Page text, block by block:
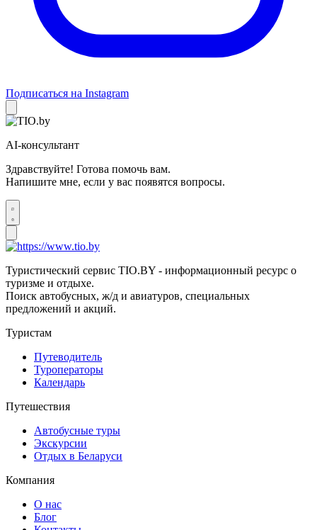
Подписаться на Instagram
AI-консультант
Здравствуйте! Готова помочь вам.
Напишите мне, если у вас появятся вопросы.
Туристический сервис TIO.BY - информационный ресурс о
туризме и отдыхе.
Поиск автобусных, ж/д и авиатуров, специальных
предложений и акций.
Туристам
Путеводитель
Туроператоры
Календарь
Путешествия
Автобусные туры
Экскурсии
Отдых в Беларуси
Компания
О нас
Блог